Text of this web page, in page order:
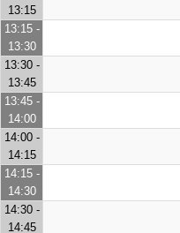
13:15
13:15 -
13:30
13:30 -
13:45
13:45 -
14:00
14:00 -
14:15
14:15 -
14:30
14:30 -
14:45